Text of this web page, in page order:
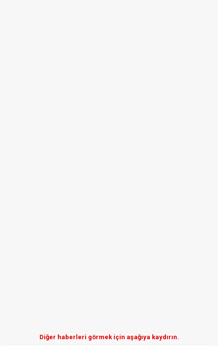
Diğer haberleri görmek için aşağıya kaydırın.